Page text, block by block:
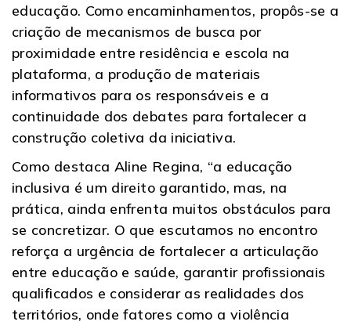
educação. Como encaminhamentos, propôs-se a
criação de mecanismos de busca por
proximidade entre residência e escola na
plataforma, a produção de materiais
informativos para os responsáveis e a
continuidade dos debates para fortalecer a
construção coletiva da iniciativa.
Como destaca Aline Regina, “a educação
inclusiva é um direito garantido, mas, na
prática, ainda enfrenta muitos obstáculos para
se concretizar. O que escutamos no encontro
reforça a urgência de fortalecer a articulação
entre educação e saúde, garantir profissionais
qualificados e considerar as realidades dos
territórios, onde fatores como a violência